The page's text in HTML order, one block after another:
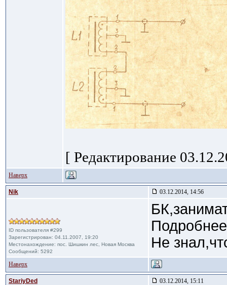
[ Редактирование
Наверх
Nik 03.12.2014, 14:56
ID пользователя #299
Зарегистрирован: 04.11.2007, 19:20
Местонахождение: пос. Шишкин лес, Новая Москва
Сообщений: 5292
Не
Наверх
StariyDed 03.12.2014, 15:11